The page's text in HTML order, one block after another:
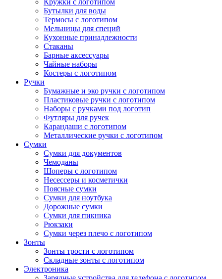
Кружки с логотипом
Бутылки для воды
Термосы с логотипом
Мельницы для специй
Кухонные принадлежности
Стаканы
Барные аксессуары
Чайные наборы
Костеры с логотипом
Ручки
Бумажные и эко ручки с логотипом
Пластиковые ручки с логотипом
Наборы с ручками под логотип
Футляры для ручек
Карандаши с логотипом
Металлические ручки с логотипом
Сумки
Сумки для документов
Чемоданы
Шоперы с логотипом
Несессеры и косметички
Поясные сумки
Сумки для ноутбука
Дорожные сумки
Сумки для пикника
Рюкзаки
Сумки через плечо с логотипом
Зонты
Зонты трости с логотипом
Складные зонты с логотипом
Электроника